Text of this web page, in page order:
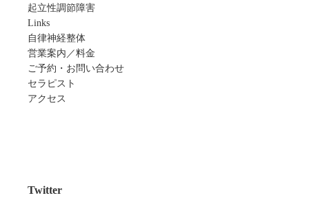
起立性調節障害
Links
自律神経整体
営業案内／料金
ご予約・お問い合わせ
セラピスト
アクセス
Twitter